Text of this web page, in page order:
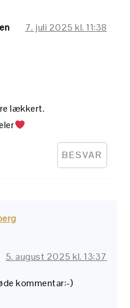
7. juli 2025 kl. 11:38
lækkert.
BESVAR
5. august 2025 kl. 13:37
kommentar:-)